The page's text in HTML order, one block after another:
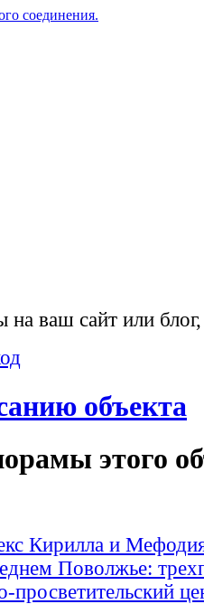
соединения.
на ваш сайт или
объекта
этого
Кирилла и
Поволжье:
просветительский